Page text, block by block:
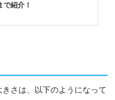
で紹介！
さは、以下のようになって